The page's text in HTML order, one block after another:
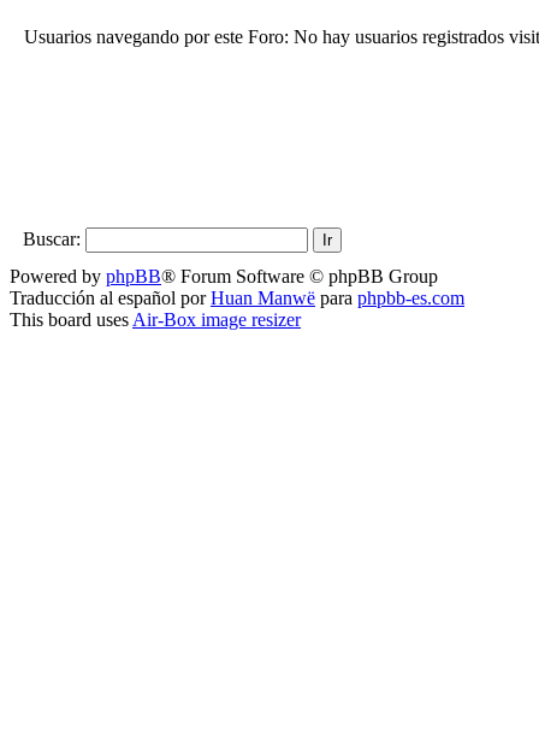
Usuarios navegando por este Foro: No hay usuarios registrados
Buscar:
Powered by phpBB® Forum Software © phpBB Group
Traducción al español porHuan Manwë para phpbb-es.com
This board uses Air-Box image resizer